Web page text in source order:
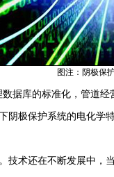
图注：阴极保
库的标准化，管道经
极保护系统的电化学特
术还在不断发展中，